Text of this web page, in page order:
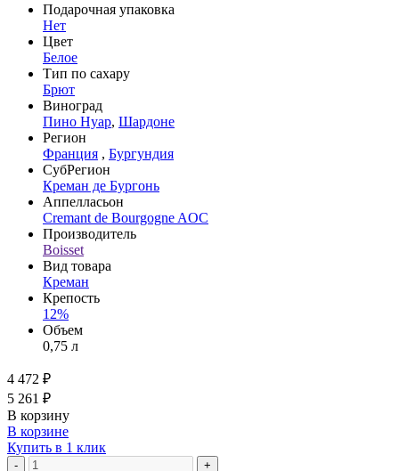
Подарочная упаковка
Нет
Цвет
Белое
Тип по сахару
Брют
Виноград
Пино Нуар, Шардоне
Регион
Франция , Бургундия
СубРегион
Креман де Бургонь
Аппелласьон
Cremant de Bourgogne AOC
Производитель
Boisset
Вид товара
Креман
Крепость
12%
Объем
0,75 л
4 472 ₽
5 261 ₽
В корзину
В корзине
Купить в 1 клик
- +